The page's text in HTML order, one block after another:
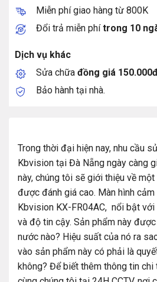
Miễn phí giao hàng từ 800K
Đổi trả miễn phítrong 10
Dịch vụ khác
Sửa chữa đồng giá
Bảo hành tại nhà.
Trong thời đại hiện nay, nhu cầu
Kbvision tại Đà Nẵng ngày càng
này, chúng tôi sẽ giới thiệu về
được đánh giá cao. Màn hình
Kbvision KX-FR04AC, nổi bật
và độ tin cậy. Sản phẩm này
nước nào? Hiệu suất của nó ra
vào sản phẩm này có phải là
không? Để biết thêm thông tin chi